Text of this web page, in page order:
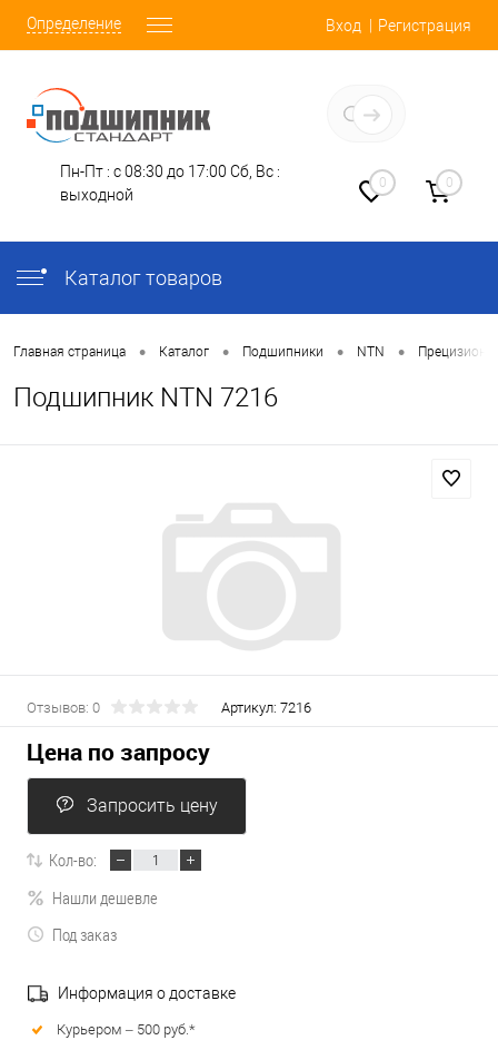
Определение Вход Регистрация
Пн-Пт : с 08:30 до 17:00 Сб, Вс :
выходной
0 0
Каталог товаров
Главная страница • Каталог • Подшипники • NTN •
Подшипник NTN 7216
Отзывов: 0 Артикул: 7216
Цена по запросу
Запросить цену
Кол-во:
Нашли дешевле
Под заказ
Информация о доставке
Курьером – 500 руб.*